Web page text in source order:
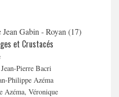
Jean Gabin - Royan (17)
et Crustacés
Pierre Bacri
Philippe Azéma
Azéma, Véronique